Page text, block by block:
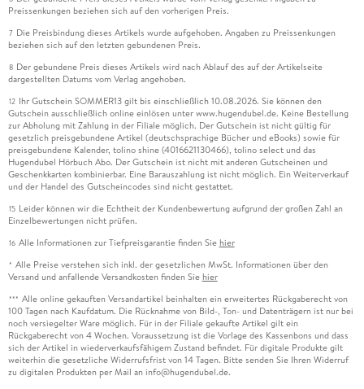
Preissenkungen beziehen sich auf den vorherigen Preis.
7 Die Preisbindung dieses Artikels wurde aufgehoben. Angaben zu Preissenkungen
beziehen sich auf den letzten gebundenen Preis.
8 Der gebundene Preis dieses Artikels wird nach Ablauf des auf der Artikelseite
dargestellten Datums vom Verlag angehoben.
12 Ihr Gutschein SOMMER13 gilt bis einschließlich 10.08.2026. Sie können den
Gutschein ausschließlich online einlösen unter www.hugendubel.de. Keine Bestellung
zur Abholung mit Zahlung in der Filiale möglich. Der Gutschein ist nicht gültig für
gesetzlich preisgebundene Artikel (deutschsprachige Bücher und eBooks) sowie für
preisgebundene Kalender, tolino shine (4016621130466), tolino select und das
Hugendubel Hörbuch Abo. Der Gutschein ist nicht mit anderen Gutscheinen und
Geschenkkarten kombinierbar. Eine Barauszahlung ist nicht möglich. Ein Weiterverkauf
und der Handel des Gutscheincodes sind nicht gestattet.
15 Leider können wir die Echtheit der Kundenbewertung aufgrund der großen Zahl an
Einzelbewertungen nicht prüfen.
16 Alle Informationen zur Tiefpreisgarantie finden Sie hier
* Alle Preise verstehen sich inkl. der gesetzlichen MwSt. Informationen über den
Versand und anfallende Versandkosten finden Sie hier
*** Alle online gekauften Versandartikel beinhalten ein erweitertes Rückgaberecht von
100 Tagen nach Kaufdatum. Die Rücknahme von Bild-, Ton- und Datenträgern ist nur bei
noch versiegelter Ware möglich. Für in der Filiale gekaufte Artikel gilt ein
Rückgaberecht von 4 Wochen. Voraussetzung ist die Vorlage des Kassenbons und dass
sich der Artikel in wiederverkaufsfähigem Zustand befindet. Für digitale Produkte gilt
weiterhin die gesetzliche Widerrufsfrist von 14 Tagen. Bitte senden Sie Ihren Widerruf
zu digitalen Produkten per Mail an info@hugendubel.de.